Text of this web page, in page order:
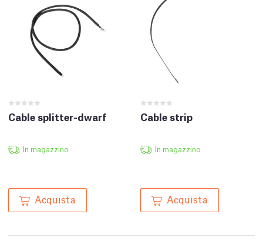
Cable splitter-dwarf
In magazzino
Acquista
Cable strip
In magazzino
Acquista